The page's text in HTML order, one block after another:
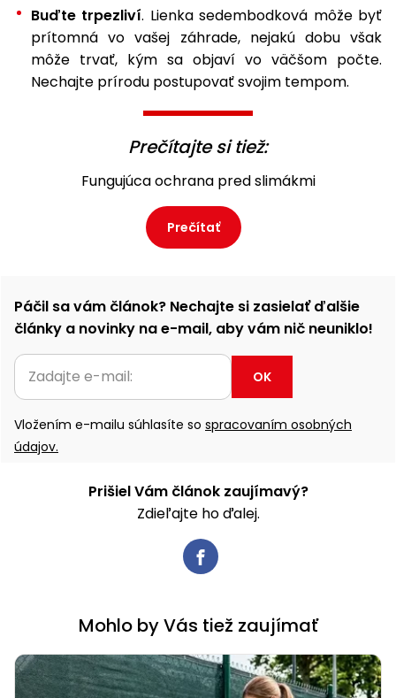
Buďte trpezliví. Lienka sedembodková môže byť
prítomná vo vašej záhrade, nejakú dobu však
môže trvať, kým sa objaví vo väčšom počte.
Nechajte prírodu postupovať svojim tempom.
Prečítajte si tiež:
Fungujúca ochrana pred slimákmi
Prečítať
Páčil sa vám článok? Nechajte si zasielať ďalšie
články a novinky na e-mail, aby vám nič neuniklo!
OK
Vložením e-mailu súhlasíte so spracovaním osobných
údajov.
Prišiel Vám článok zaujímavý?
Zdieľajte ho ďalej.
Mohlo by Vás tiež zaujímať